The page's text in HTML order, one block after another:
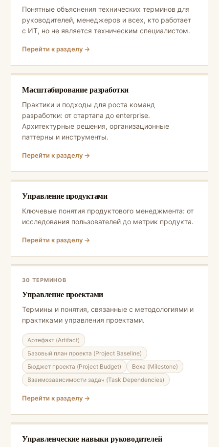
Понятные объяснения технических терминов для
руководителей, менеджеров и всех, кто работает
с ИТ, но не является техническим специалистом.
Перейти к разделу →
Масштабирование разработки
Практики и подходы для роста команд
разработки: от стартапа до enterprise.
Архитектурные решения, организационные
паттерны и инструменты.
Перейти к разделу →
Управление продуктами
Ключевые понятия продуктового менеджмента: от
исследования пользователей до метрик продукта.
Перейти к разделу →
30 ТЕРМИНОВ
Управление проектами
Термины и понятия, связанные с методологиями и
практиками управления проектами.
Артефакт (Artifact)
Базовый план проекта (Project Baseline)
Бюджет проекта (Project Budget)
Веха (Milestone)
Взаимозависимости задач (Task Dependencies)
Перейти к разделу →
Управленческие навыки руководителей